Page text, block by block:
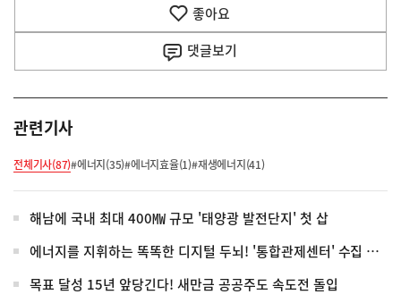
좋아요
댓글보기
관련기사
전체기사(87)#에너지(35)#에너지효율(1)#재생에너지(41)
해남에 국내 최대 400㎿ 규모 '태양광 발전단지' 첫 삽
에너지를 지휘하는 똑똑한 디지털 두뇌! '통합관제센터' 수집 완료
목표 달성 15년 앞당긴다! 새만금 공공주도 속도전 돌입